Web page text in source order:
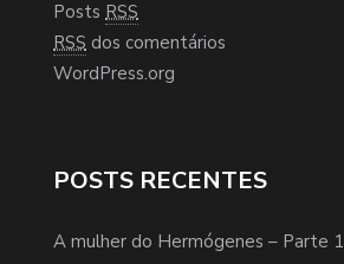
Posts RSS
RSS dos comentários
WordPress.org
POSTS RECENTES
A mulher do Hermógenes – Parte 1